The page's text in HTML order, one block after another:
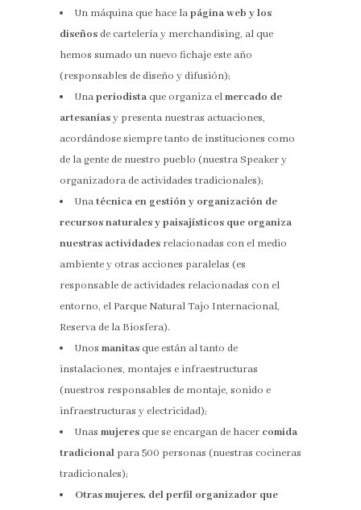
Un máquina que hace lapágina web y los
diseños de cartelería y merchandising, al que
hemos sumado un nuevo fichaje este año
(responsables de diseño y difusión);
Unaperiodistaque organiza elmercado de
artesaníasy presenta nuestras actuaciones,
acordándose siempre tanto de instituciones como
de la gente de nuestro pueblo (nuestra Speaker y
organizadora de actividades tradicionales);
Unatécnica en gestión y organización de
recursos naturales y paisajísticos que organiza
nuestras actividades relacionadas con el medio
ambiente y otras acciones paralelas (es
responsable de actividades relacionadas con el
entorno, el Parque Natural Tajo Internacional,
Reserva de la Biosfera).
Unos manitasque están al tanto de
instalaciones, montajes e infraestructuras
(nuestros responsables de montaje, sonido e
infraestructuras y electricidad);
Unas mujeresque se encargan de hacer comida
tradicional para 500 personas (nuestras cocineras
tradicionales);
Otras mujeres, del perfil organizador que